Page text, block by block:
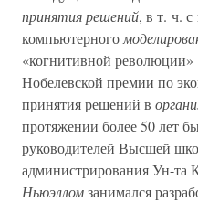
принятия решений, в т. ч.
компьютерного
«когнитивной революции»
Нобелевской премии по
принятия решений в
протяжении более 50 лет
руководителей Высшей
администрирования Ун-та
Ньюэлломзанимался